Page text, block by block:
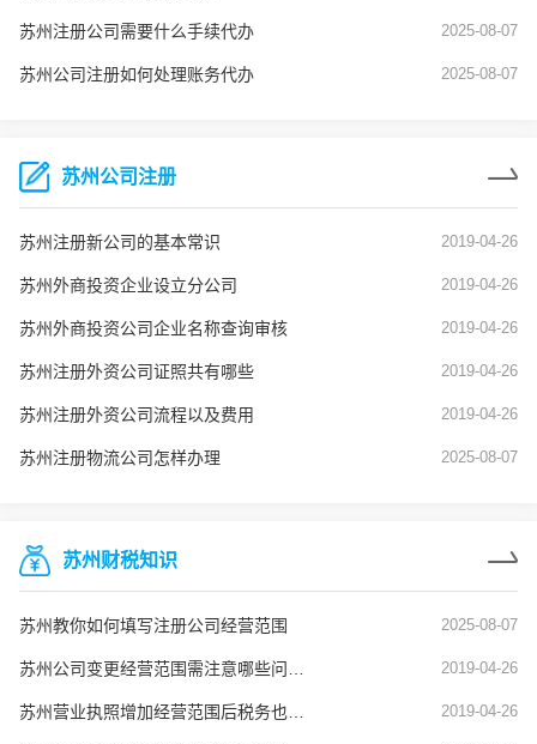
苏州注册公司需要什么手续代办 2025-08-07
苏州公司注册如何处理账务代办 2025-08-07
苏州公司注册
苏州注册新公司的基本常识 2019-04-26
苏州外商投资企业设立分公司 2019-04-26
苏州外商投资公司企业名称查询审核 2019-04-26
苏州注册外资公司证照共有哪些 2019-04-26
苏州注册外资公司流程以及费用 2019-04-26
苏州注册物流公司怎样办理 2025-08-07
苏州财税知识
苏州教你如何填写注册公司经营范围 2025-08-07
苏州公司变更经营范围需注意哪些问题？ 2019-04-26
苏州营业执照增加经营范围后税务也要变更吗？ 2019-04-26